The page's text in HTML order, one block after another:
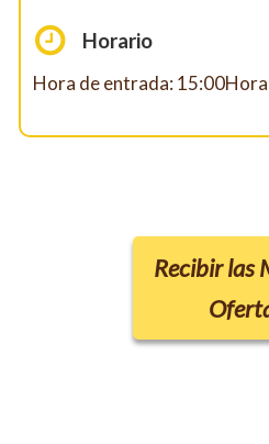
Horario
Hora de entrada:
Recibir las